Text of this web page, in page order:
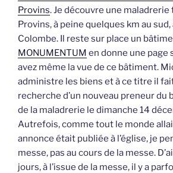
Provins. Je découvre une
Provins, à peine quelques km au sud,
Colombe. Il reste sur place un
MONUMENTUM en donne une page
avez même la vue de ce bâtiment.
administre les biens et à ce titre il
recherche d’un nouveau preneur du
de la maladrerie le dimanche 14
Autrefois, comme tout le monde
annonce était publiée à l’église, je
messe, pas au cours de la messe.
jours, à l’issue de la messe, il y a